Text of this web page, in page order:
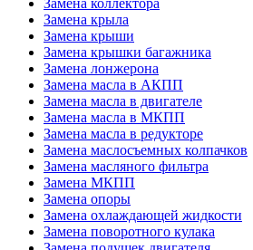
Замена коллектора
Замена крыла
Замена крыши
Замена крышки багажника
Замена лонжерона
Замена масла в АКПП
Замена масла в двигателе
Замена масла в МКПП
Замена масла в редукторе
Замена маслосъемных колпачков
Замена масляного фильтра
Замена МКПП
Замена опоры
Замена охлаждающей жидкости
Замена поворотного кулака